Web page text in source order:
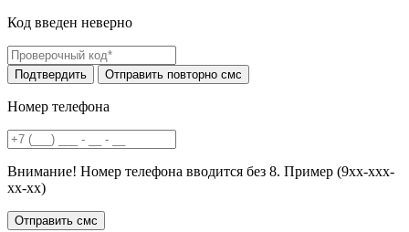
Код введен неверно
Номер телефона
Внимание! Номер телефона вводится без 8. Пример (9хх-ххх-
хх-хх)